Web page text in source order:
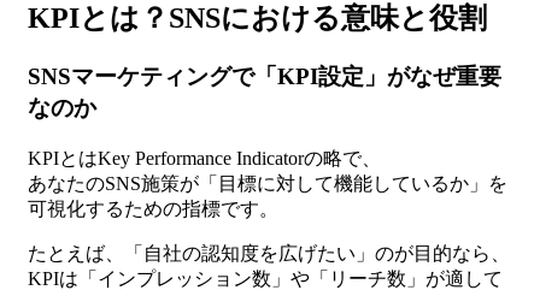
KPIとは？SNSにおける意味と役割
SNSマーケティングで「KPI設定」がなぜ重要
なのか
KPIとはKey Performance Indicatorの略で、
あなたのSNS施策が「目標に対して機能しているか」を
可視化するための指標です。
たとえば、「自社の認知度を広げたい」のが目的なら、
KPIは「インプレッション数」や「リーチ数」が適して